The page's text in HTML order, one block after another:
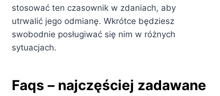
stosować ten czasownik w zdaniach, aby
utrwalić jego odmianę. Wkrótce będziesz
swobodnie posługiwać się nim w różnych
sytuacjach.
Faqs – najczęściej zadawane